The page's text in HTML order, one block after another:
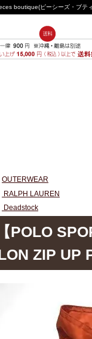
boutique(ピーシーズ・ブ
OUTERWEAR
RALPH LAUREN
Deadstock
【POLO
ZIP UP